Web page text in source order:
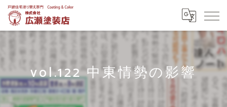
vol.122 中東情勢の影響